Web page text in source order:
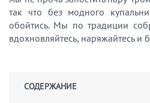
так что без модного
обойтись. Мы по традиции
вдохновляйтесь, наряжайтесь и
СОДЕРЖАНИЕ